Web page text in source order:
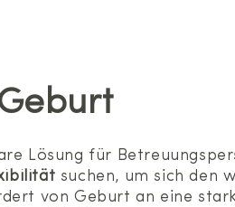
Lösung für
suchen, um sich den
von Geburt an eine